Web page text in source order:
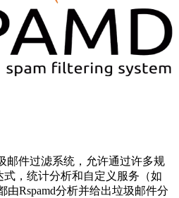
邮件过滤系统，允许通过许多规
，统计分析和自定义服务（如
Rspamd分析并给出垃圾邮件分